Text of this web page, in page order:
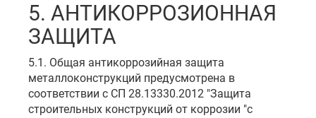
5. АНТИКОРРОЗИОННАЯ
ЗАЩИТА
5.1. Общая антикоррозийная защита
металлоконструкций предусмотрена в
соответствии с СП 28.13330.2012 "Защита
строительных конструкций от коррозии "с